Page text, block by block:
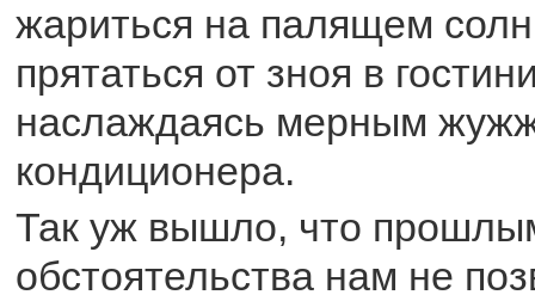
жариться на палящем
прятаться от зноя в
наслаждаясь мерным
кондиционера.
Так уж вышло, что
обстоятельства нам не